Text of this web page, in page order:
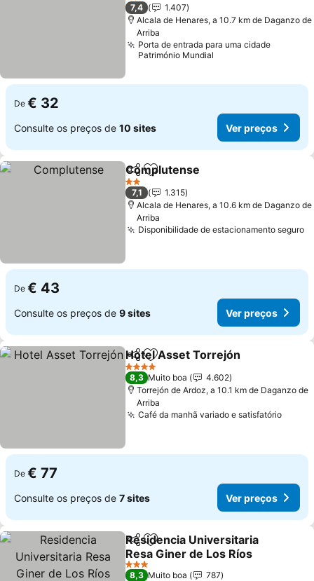
7,4
1.407
Alcala de Henares, a 10.7 km de Daganzo de
Arriba
Porta de entrada para uma cidade
Património Mundial
De € 32
Consulte os preços de 10 sites Ver preços
PartilharAdicionar aos favoritos
Complutense
2 Estrelas
7,1
1.315
Alcala de Henares, a 10.6 km de Daganzo de
Arriba
Disponibilidade de estacionamento seguro
De € 43
Consulte os preços de 9 sites Ver preços
PartilharAdicionar aos favoritos
Hotel Asset Torrejón
4 Estrelas
8,3 Muito boa
4.602
Torrejón de Ardoz, a 10.1 km de Daganzo de
Arriba
Café da manhã variado e satisfatórioVer
De € 77
Consulte os preços de 7 sites Ver preços
PartilharAdicionar aos favoritos
Residencia Universitaria
Resa Giner de Los Ríos
Ver preços
3 Estrelas
8,3 Muito boa 787